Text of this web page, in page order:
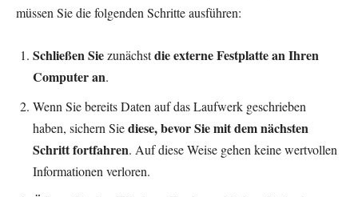
müssen Sie die folgenden Schritte ausführen:
Schließen Siezunächstdie externe Festplatte an Ihren
Computer an.
Wenn Sie bereits Daten auf das Laufwerk geschrieben
haben, sichern Siediese, bevor Sie mit dem nächsten
Schritt fortfahren. Auf diese Weise gehen keine wertvollen
Informationen verloren.